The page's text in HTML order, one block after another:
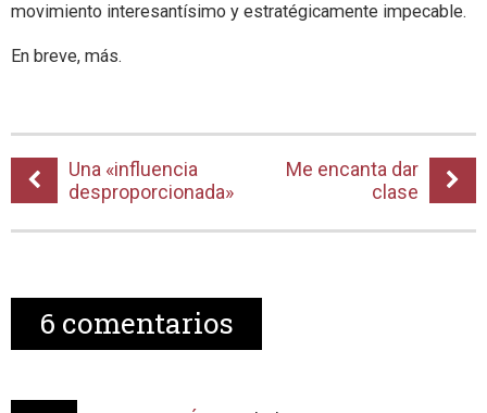
movimiento interesantísimo y estratégicamente impecable.
En breve, más.
Una «influencia
desproporcionada»
Me encanta dar
clase
6 comentarios